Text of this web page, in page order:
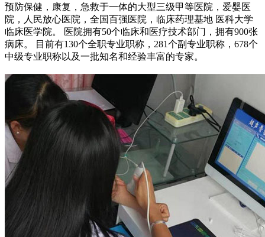
预防保健，康复，急救于一体的大型三级甲等医院，爱婴医
院，人民放心医院，全国百强医院，临床药理基地 医科大学
临床医学院。 医院拥有50个临床和医疗技术部门，拥有900张
病床。 目前有130个全职专业职称，281个副专业职称，678个
中级专业职称以及一批知名和经验丰富的专家。